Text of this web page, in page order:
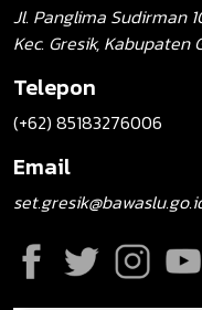
Jl. Panglima Sudirman
Kec. Gresik, Kabupaten
Telepon
(+62) 85183276006
Email